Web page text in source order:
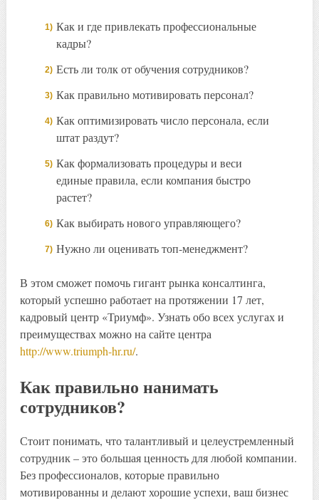
Как и где привлекать профессиональные
кадры?
Есть ли толк от обучения сотрудников?
Как правильно мотивировать персонал?
Как оптимизировать число персонала, если
штат раздут?
Как формализовать процедуры и веси
единые правила, если компания быстро
растет?
Как выбирать нового управляющего?
Нужно ли оценивать топ-менеджмент?
В этом сможет помочь гигант рынка консалтинга,
который успешно работает на протяжении 17 лет,
кадровый центр «Триумф». Узнать обо всех услугах и
преимуществах можно на сайте центра
http://www.triumph-hr.ru/.
Как правильно нанимать
сотрудников?
Стоит понимать, что талантливый и целеустремленный
сотрудник – это большая ценность для любой компании.
Без профессионалов, которые правильно
мотивированны и делают хорошие успехи, ваш бизнес